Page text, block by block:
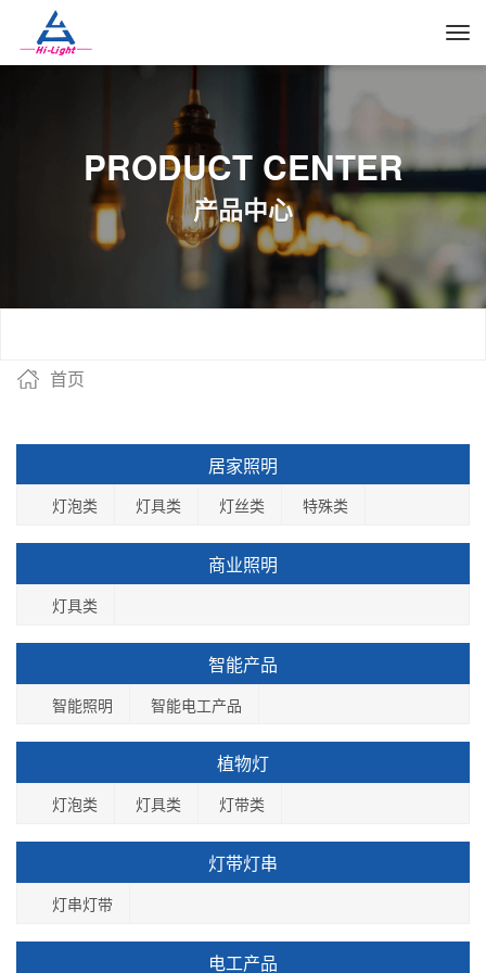
PRODUCT CENTER
产品中心
首页
居家照明
灯泡类 灯具类 灯丝类 特殊类
商业照明
灯具类
智能产品
智能照明 智能电工产品
植物灯
灯泡类 灯具类 灯带类
灯带灯串
灯串灯带
电工产品